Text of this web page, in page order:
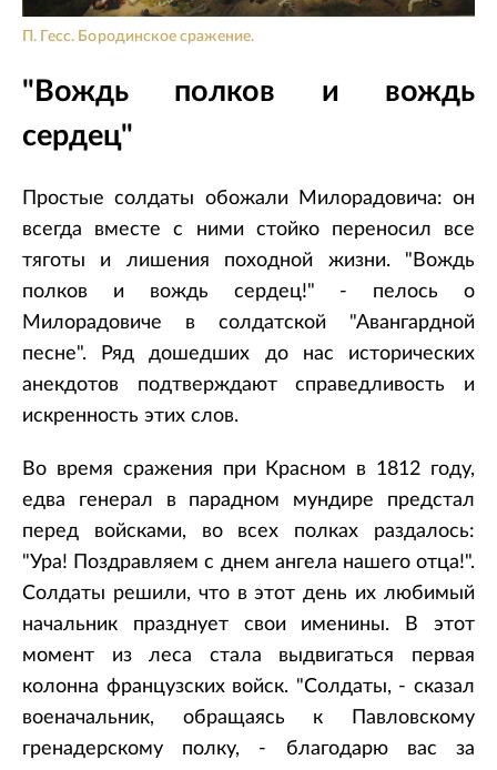
П. Гесс. Бородинское сражение.
"Вождь полков и вождь
сердец"
Простые солдаты обожали Милорадовича: он
всегда вместе с ними стойко переносил все
тяготы и лишения походной жизни. "Вождь
полков и вождь сердец!" - пелось о
Милорадовиче в солдатской "Авангардной
песне". Ряд дошедших до нас исторических
анекдотов подтверждают справедливость и
искренность этих слов.
Во время сражения при Красном в 1812 году,
едва генерал в парадном мундире предстал
перед войсками, во всех полках раздалось:
"Ура! Поздравляем с днем ангела нашего отца!".
Солдаты решили, что в этот день их любимый
начальник празднует свои именины. В этот
момент из леса стала выдвигаться первая
колонна французских войск. "Солдаты, - сказал
военачальник, обращаясь к Павловскому
гренадерскому полку, - благодарю вас за